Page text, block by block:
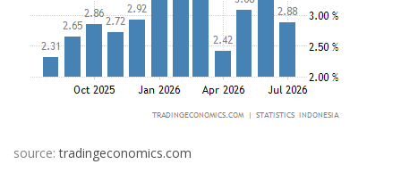
source:tradingeconomics.com